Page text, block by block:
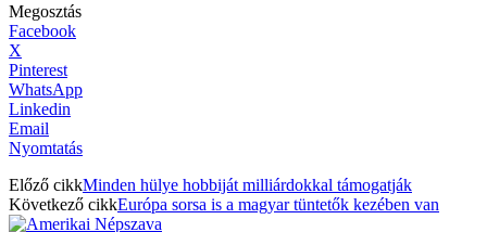
Megosztás
Facebook
X
Pinterest
WhatsApp
Linkedin
Email
Nyomtatás
Előző cikkMinden hülye hobbiját milliárdokkal támogatják
Következő cikkEurópa sorsa is a magyar tüntetők kezében van